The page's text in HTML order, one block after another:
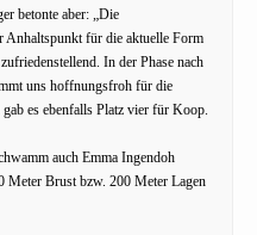
betonte aber: „Die
Anhaltspunkt für die aktuelle Form
In der Phase nach
uns hoffnungsfroh für die
es ebenfalls Platz vier für Koop.
auch Emma Ingendoh
Meter Brust bzw. 200 Meter Lagen